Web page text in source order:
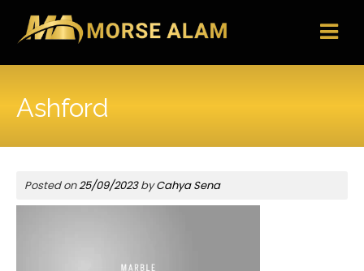
content
Ashford
Posted on25/09/2023byCahya Sena